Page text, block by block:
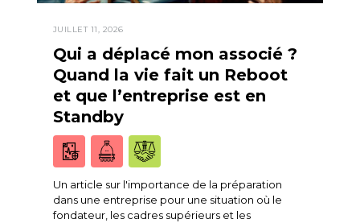
JUILLET 11, 2026
Qui a déplacé mon associé ?
Quand la vie fait un Reboot
et que l’entreprise est en
Standby
Un article sur l'importance de la préparation
dans une entreprise pour une situation où le
fondateur, les cadres supérieurs et les